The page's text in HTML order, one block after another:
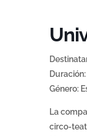
Género:
La
circo-